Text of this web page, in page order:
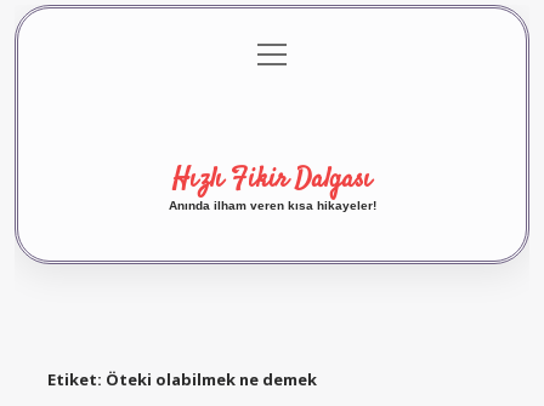
Gizlilik Politikası
menüyü
aç
Hızlı Fikir Dalgası
Anında ilham veren kısa hikayeler!
Etiket: Öteki olabilmek ne demek